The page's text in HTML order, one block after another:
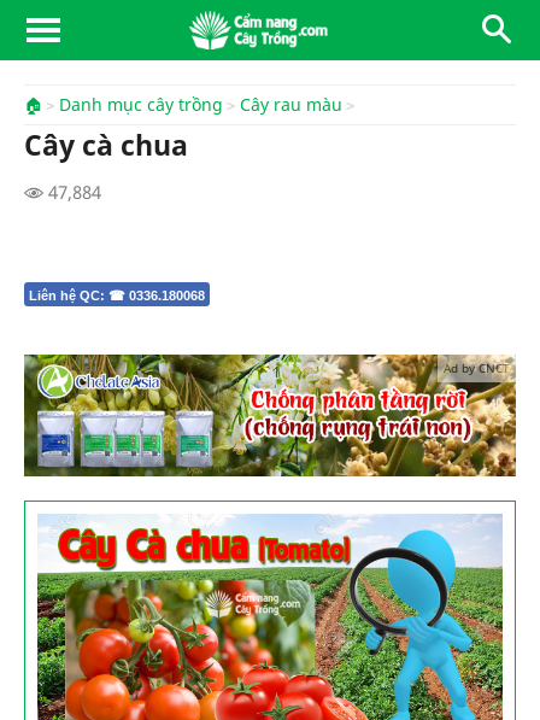
🏠 Danh mục cây trồng Cây rau màu
Cây cà chua
47,884
Liên hệ QC: ☎ 0336.180068
Ad by CNCT